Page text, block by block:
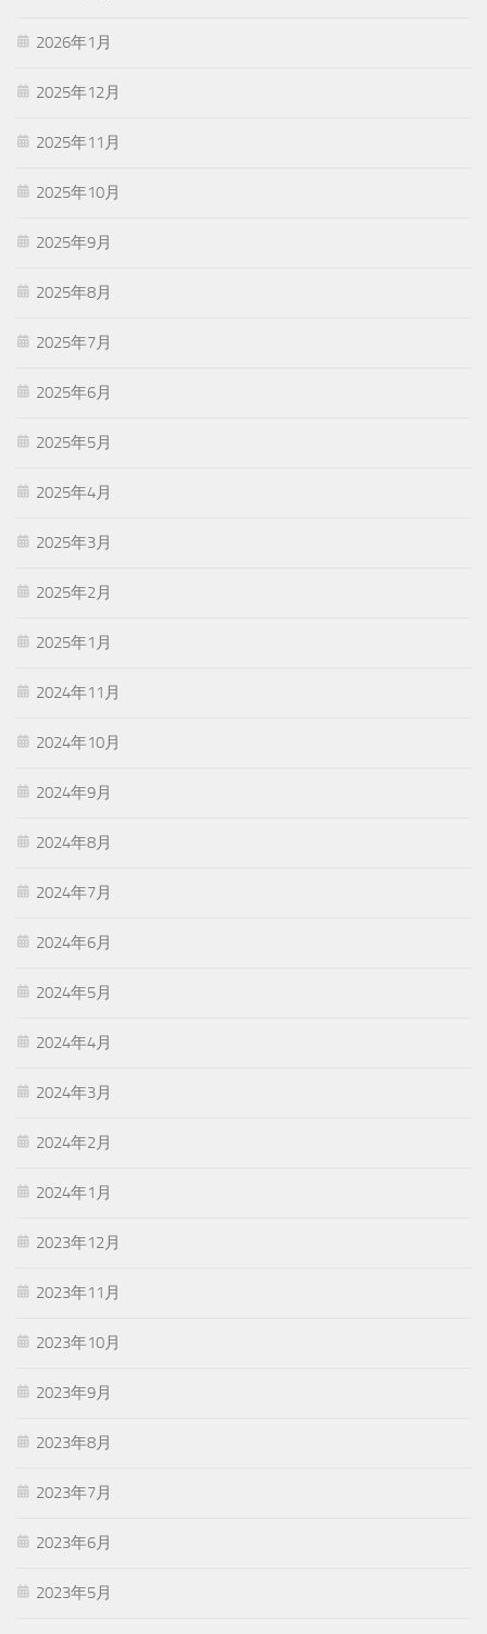
2026年1月
2025年12月
2025年11月
2025年10月
2025年9月
2025年8月
2025年7月
2025年6月
2025年5月
2025年4月
2025年3月
2025年2月
2025年1月
2024年11月
2024年10月
2024年9月
2024年8月
2024年7月
2024年6月
2024年5月
2024年4月
2024年3月
2024年2月
2024年1月
2023年12月
2023年11月
2023年10月
2023年9月
2023年8月
2023年7月
2023年6月
2023年5月